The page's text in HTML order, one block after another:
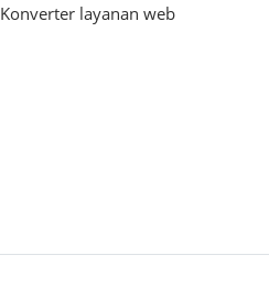
Konverter layanan web